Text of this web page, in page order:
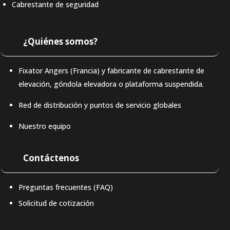
Cabrestante de seguridad
¿Quiénes somos?
Fixator Angers (Francia) y fabricante de cabrestante de
elevación, góndola elevadora o plataforma suspendida.
Red de distribución y puntos de servicio globales
Nuestro equipo
Contáctenos
Preguntas frecuentes (FAQ)
Solicitud de cotización